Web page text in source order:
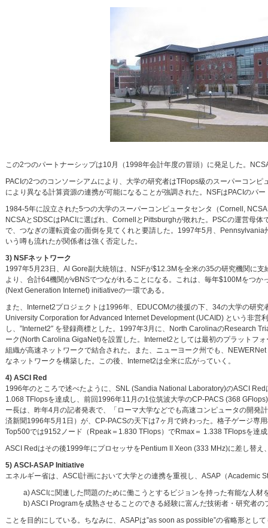
この2つのパートナーシップは10月（1998年会計年度の冒頭）に発足した。
PACIの2つのコンソーシアムにより、大学の研究者はTFlops級のスーパーコン
により異なる計算資源の連携が可能になることが強調された。NSFはPACIのパ
1984-5年に設立された5つの大学のスーパーコンピュータセンタ（Cornell,
NCSAとSDSCはPACIに選ばれ、CornellとPittsburghが敗れた。PSCの運営母
で、つなぎの運転資金の面倒を見てくれと要請した。1997年5月、
いう噂も流れたが関係者は強く否定した。
3) NSFネットワーク
1997年5月23日、Al Gore副大統領は、NSFが$12.3Mを全米の35の研究機関に
より、合計64機関がvBNSでつながれることになる。これは、毎年$100Mをつ
(Next Generation Internet) initiativeの一環である。
また、Internet2プロジェクトは1996年、EDUCOMの後援の下、34の大学の研
University Corporation for Advanced Internet Development (UCAID) という非営
し、”Internet2″ を登録商標とした。1997年3月に、North CarolinaのResearch
ーク(North Carolina GigaNet)を設置した。Internet2としては最初のプラットフ
組織が高速ネットワークで結合された。また、ニューヨーク州でも、
なネットワークを構築した。この後、Internet2は全米に広がっていく。
4) ASCI Red
1996年のところで述べたように、SNL (Sandia National Laboratory)のASCI
1.068 TFlopsを達成し、前回1996年11月の1位筑波大学のCP-PACS (368
ー長は、昨年4月の記者発表で、「ローマ大学などでも高速コンピュータの開
済新聞1996年5月1日）が、CP-PACSの天下は7ヶ月で終わった。格子ゲージ
Top500では9152ノード（Rpeak＝1.830 TFlops）でRmax＝ 1.338 TFlopsを達
ASCI Redはその後1999年にプロセッサをPentium II Xeon (333 MHz)に差し替
5) ASCI-ASAP Initiative
エネルギー省は、ASCI計画において大学との連携を重視し、ASAP（
a) ASCIに関連した問題のために働こうとするビジョンを持った有能な人材
b) ASCI Programを成熟させることのできる経験に富んだ技術者・研究者の
ことを目的にしている。ちなみに、ASAPは”as soon as possible”の省略形とし